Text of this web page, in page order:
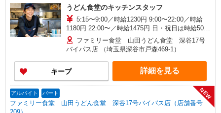
うどん食堂のキッチンスタッフ
5:15〜9:00／時給1230円 9:00〜22:00／時給
1180円 22:00〜／時給1475円 日・祝日は時給50円
アップ！（9時〜22時）
ファミリー食堂 山田うどん食堂 深谷17号
バイパス店 （埼玉県深谷市戸森469-1）
キープ 詳細を見る
アルバイト パート
ファミリー食堂 山田うどん食堂 深谷17号バイパス店（店舗番号
NEW